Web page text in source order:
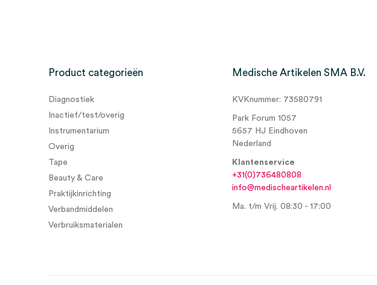
Product categorieën
Diagnostiek
Inactief/test/overig
Instrumentarium
Overig
Tape
Beauty & Care
Praktijkinrichting
Verbandmiddelen
Verbruiksmaterialen
Medische Artikelen SMA B.V.
KVKnummer: 73580791
Park Forum 1057
5657 HJ Eindhoven
Nederland
Klantenservice
+31(0)736480808
info@medischeartikelen.nl
Ma. t/m Vrij. 08:30 - 17:00